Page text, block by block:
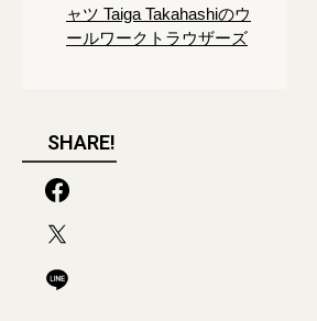
ャツ Taiga Takahashiのウ
ールワークトラウザーズ
SHARE!